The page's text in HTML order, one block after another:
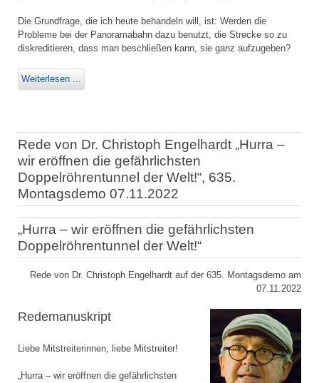
Die Grundfrage, die ich heute behandeln will, ist: Werden die
Probleme bei der Panoramabahn dazu benutzt, die Strecke so zu
diskreditieren, dass man beschließen kann, sie ganz aufzugeben?
Weiterlesen ...
Rede von Dr. Christoph Engelhardt „Hurra –
wir eröffnen die gefährlichsten
Doppelröhrentunnel der Welt!“, 635.
Montagsdemo 07.11.2022
„Hurra – wir eröffnen die gefährlichsten
Doppelröhrentunnel der Welt!“
Rede von Dr. Christoph Engelhardt auf der 635. Montagsdemo am
07.11.2022
Redemanuskript
Liebe Mitstreiterinnen, liebe Mitstreiter!
„Hurra – wir eröffnen die gefährlichsten